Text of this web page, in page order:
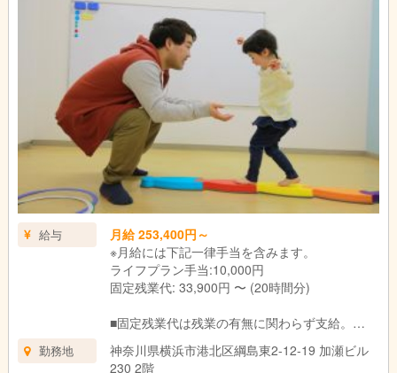
終礼|スタッフ間でお子さま保護者さまの情報共有や翌日の準備
をします。
退勤|本日もお疲れさまでした！
給与
月給 253,400円～
※月給には下記一律手当を含みます。
ライフプラン手当:10,000円
固定残業代: 33,900円 〜 (20時間分)
■固定残業代は残業の有無に関わらず支給。
を支給いたします。
勤務地
神奈川県横浜市港北区綱島東2-12-19 加瀬ビル
230 2階